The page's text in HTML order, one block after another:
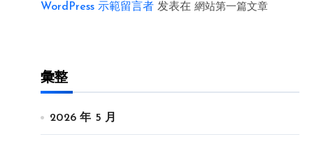
WordPress 示範留言者 发表在 網站第一篇文章
彙整
2026 年 5 月